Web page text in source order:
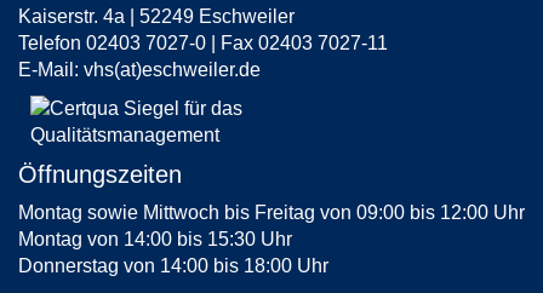
Kaiserstr. 4a | 52249 Eschweiler
Telefon 02403 7027-0 | Fax 02403 7027-11
E-Mail: vhs(at)eschweiler.de
Öffnungszeiten
Montag sowie Mittwoch bis Freitag von 09:00 bis 12:00 Uhr
Montag von 14:00 bis 15:30 Uhr
Donnerstag von 14:00 bis 18:00 Uhr